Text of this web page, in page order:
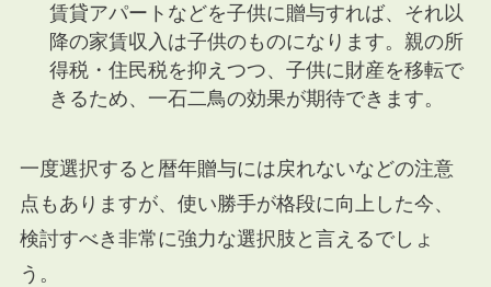
賃貸アパートなどを子供に贈与すれば、それ以
降の家賃収入は子供のものになります。親の所
得税・住民税を抑えつつ、子供に財産を移転で
きるため、一石二鳥の効果が期待できます。
一度選択すると暦年贈与には戻れないなどの注意
点もありますが、使い勝手が格段に向上した今、
検討すべき非常に強力な選択肢と言えるでしょ
う。